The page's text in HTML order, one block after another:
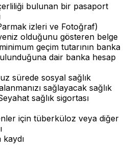
bulunan bir pasaport
izleri ve Fotoğraf)
olduğunu gösteren belge
geçim tutarının banka
dair banka hesap
sürede sosyal sağlık
sağlayacak sağlık
sağlık sigortası
için tüberküloz veya diğer
kaydı